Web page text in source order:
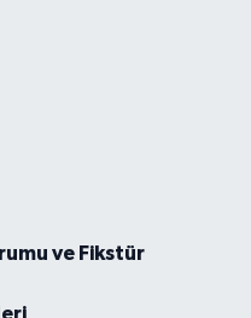
ve Fikstür